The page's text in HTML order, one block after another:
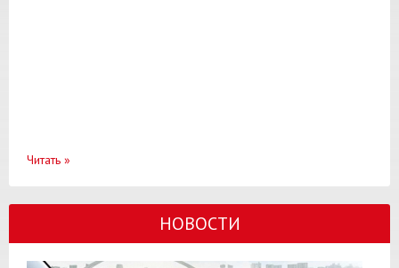
Читать »
НОВОСТИ